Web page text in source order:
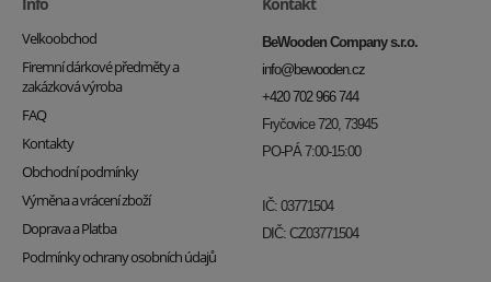
Velkoobchod
Firemní dárkové předměty a
zakázková výroba
FAQ
Kontakty
Obchodní podmínky
Výměna a vrácení zboží
Doprava a Platba
Podmínky ochrany osobních údajů
BeWooden Company s.r.o.
info@bewooden.cz
+420 702 966 744
Fryčovice 720, 73945
PO-PÁ 7:00-15:00
IČ: 03771504
DIČ: CZ03771504